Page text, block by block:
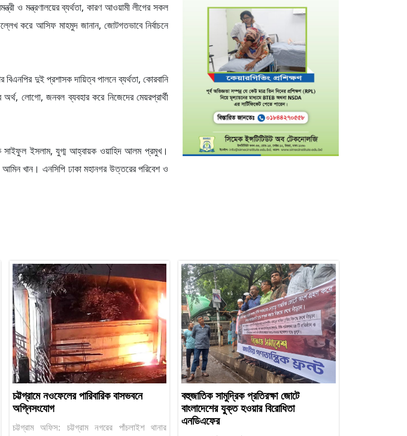
ও মন্ত্রণালয়ের ব্যর্থতা, কারণ আওয়ামী লীগের সকল
করে আসিফ মাহমুদ জানান, জোটগতভাবে নির্বাচনে
দুই প্রশাসক দায়িত্ব পালনে ব্যর্থতা, কোরবানি
লোগো, জনবল ব্যবহার করে নিজেদের মেয়রপ্রার্থী
সাইফুল ইসলাম, যুগ্ম আহ্বায়ক ওয়াহিদ আলম প্রমুখ।
খান। এনসিপি ঢাকা মহানগর উত্তরের পরিবেশ ও
চট্টগ্রামে নওফেলের পারিবারিক বাসভবনে
অগ্নিসংযোগ
চট্টগ্রাম অফিস: চট্টগ্রাম নগরের পাঁচলাইশ থানার
বহুজাতিক সামুদ্রিক প্রতিরক্ষা জোটে
বাংলাদেশের যুক্ত হওয়ার বিরোধিতা
এনডিএফের